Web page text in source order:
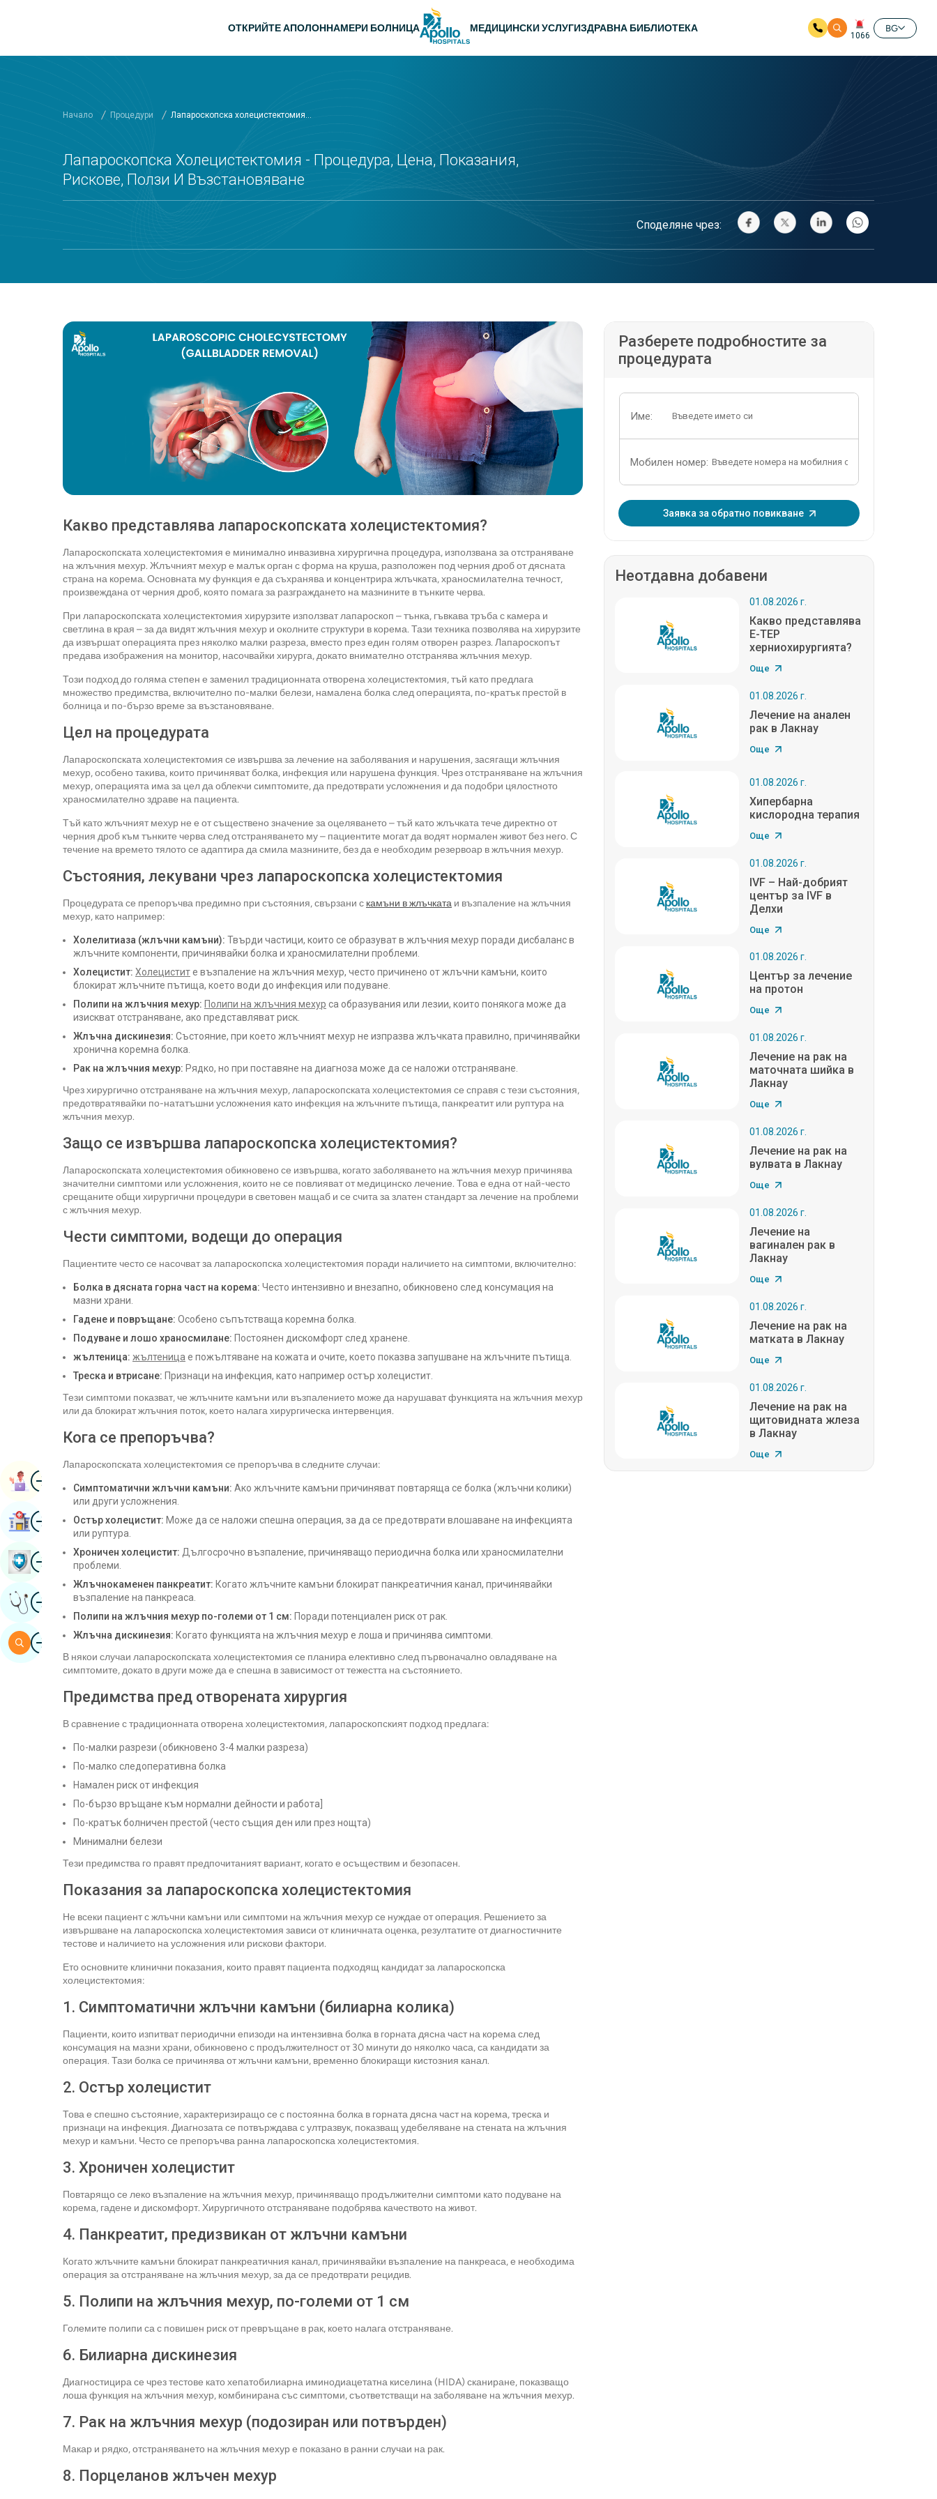
Основна навигация
ОТКРИЙТЕ АПОЛОННАМЕРИ БОЛНИЦА МЕДИЦИНСКИ УСЛУГИЗДРАВНА БИБЛИОТЕКА
1066
BG
Начало Процедури Лапароскопска холецистектомия...
Лапароскопска Холецистектомия - Процедура, Цена, Показания,
Рискове, Ползи И Възстановяване
Споделяне чрез:
Какво представлява лапароскопската холецистектомия?
Лапароскопската холецистектомия е минимално инвазивна хирургична процедура, използвана за отстраняване
на жлъчния мехур. Жлъчният мехур е малък орган с форма на круша, разположен под черния дроб от дясната
страна на корема. Основната му функция е да съхранява и концентрира жлъчката, храносмилателна течност,
произвеждана от черния дроб, която помага за разграждането на мазнините в тънките черва.
При лапароскопската холецистектомия хирурзите използват лапароскоп – тънка, гъвкава тръба с камера и
светлина в края – за да видят жлъчния мехур и околните структури в корема. Тази техника позволява на хирурзите
да извършат операцията през няколко малки разреза, вместо през един голям отворен разрез. Лапароскопът
предава изображения на монитор, насочвайки хирурга, докато внимателно отстранява жлъчния мехур.
Този подход до голяма степен е заменил традиционната отворена холецистектомия, тъй като предлага
множество предимства, включително по-малки белези, намалена болка след операцията, по-кратък престой в
болница и по-бързо време за възстановяване.
Цел на процедурата
Лапароскопската холецистектомия се извършва за лечение на заболявания и нарушения, засягащи жлъчния
мехур, особено такива, които причиняват болка, инфекция или нарушена функция. Чрез отстраняване на жлъчния
мехур, операцията има за цел да облекчи симптомите, да предотврати усложнения и да подобри цялостното
храносмилателно здраве на пациента.
Тъй като жлъчният мехур не е от съществено значение за оцеляването – тъй като жлъчката тече директно от
черния дроб към тънките черва след отстраняването му – пациентите могат да водят нормален живот без него. С
течение на времето тялото се адаптира да смила мазнините, без да е необходим резервоар в жлъчния мехур.
Състояния, лекувани чрез лапароскопска холецистектомия
Процедурата се препоръчва предимно при състояния, свързани с камъни в жлъчката и възпаление на жлъчния
мехур, като например:
Холелитиаза (жлъчни камъни): Твърди частици, които се образуват в жлъчния мехур поради дисбаланс в
жлъчните компоненти, причинявайки болка и храносмилателни проблеми.
Холецистит: Холецистите възпаление на жлъчния мехур, често причинено от жлъчни камъни, които
блокират жлъчните пътища, което води до инфекция или подуване.
Полипи на жлъчния мехур: Полипи на жлъчния мехур са образувания или лезии, които понякога може да
изискват отстраняване, ако представляват риск.
Жлъчна дискинезия: Състояние, при което жлъчният мехур не изпразва жлъчката правилно, причинявайки
хронична коремна болка.
Рак на жлъчния мехур: Рядко, но при поставяне на диагноза може да се наложи отстраняване.
Чрез хирургично отстраняване на жлъчния мехур, лапароскопската холецистектомия се справя с тези състояния,
предотвратявайки по-нататъшни усложнения като инфекция на жлъчните пътища, панкреатит или руптура на
жлъчния мехур.
Защо се извършва лапароскопска холецистектомия?
Лапароскопската холецистектомия обикновено се извършва, когато заболяването на жлъчния мехур причинява
значителни симптоми или усложнения, които не се повлияват от медицинско лечение. Това е една от най-често
срещаните общи хирургични процедури в световен мащаб и се счита за златен стандарт за лечение на проблеми
с жлъчния мехур.
Чести симптоми, водещи до операция
Пациентите често се насочват за лапароскопска холецистектомия поради наличието на симптоми, включително:
Болка в дясната горна част на корема: Често интензивно и внезапно, обикновено след консумация на
мазни храни.
Гадене и повръщане: Особено съпътстваща коремна болка.
Подуване и лошо храносмилане: Постоянен дискомфорт след хранене.
жълтеница: жълтеница е пожълтяване на кожата и очите, което показва запушване на жлъчните пътища.
Треска и втрисане: Признаци на инфекция, като например остър холецистит.
Тези симптоми показват, че жлъчните камъни или възпалението може да нарушават функцията на жлъчния мехур
или да блокират жлъчния поток, което налага хирургическа интервенция.
Кога се препоръчва?
Лапароскопската холецистектомия се препоръчва в следните случаи:
Симптоматични жлъчни камъни: Ако жлъчните камъни причиняват повтаряща се болка (жлъчни колики)
или други усложнения.
Остър холецистит: Може да се наложи спешна операция, за да се предотврати влошаване на инфекцията
или руптура.
Хроничен холецистит: Дългосрочно възпаление, причиняващо периодична болка или храносмилателни
проблеми.
Жлъчнокаменен панкреатит: Когато жлъчните камъни блокират панкреатичния канал, причинявайки
възпаление на панкреаса.
Полипи на жлъчния мехур по-големи от 1 см: Поради потенциален риск от рак.
Жлъчна дискинезия: Когато функцията на жлъчния мехур е лоша и причинява симптоми.
В някои случаи лапароскопската холецистектомия се планира елективно след първоначално овладяване на
симптомите, докато в други може да е спешна в зависимост от тежестта на състоянието.
Предимства пред отворената хирургия
В сравнение с традиционната отворена холецистектомия, лапароскопският подход предлага:
По-малки разрези (обикновено 3-4 малки разреза)
По-малко следоперативна болка
Намален риск от инфекция
По-бързо връщане към нормални дейности и работа]
По-кратък болничен престой (често същия ден или през нощта)
Минимални белези
Тези предимства го правят предпочитаният вариант, когато е осъществим и безопасен.
Показания за лапароскопска холецистектомия
Не всеки пациент с жлъчни камъни или симптоми на жлъчния мехур се нуждае от операция. Решението за
извършване на лапароскопска холецистектомия зависи от клиничната оценка, резултатите от диагностичните
тестове и наличието на усложнения или рискови фактори.
Ето основните клинични показания, които правят пациента подходящ кандидат за лапароскопска
холецистектомия:
1. Симптоматични жлъчни камъни (билиарна колика)
Пациенти, които изпитват периодични епизоди на интензивна болка в горната дясна част на корема след
консумация на мазни храни, обикновено с продължителност от 30 минути до няколко часа, са кандидати за
операция. Тази болка се причинява от жлъчни камъни, временно блокиращи кистозния канал.
2. Остър холецистит
Това е спешно състояние, характеризиращо се с постоянна болка в горната дясна част на корема, треска и
признаци на инфекция. Диагнозата се потвърждава с ултразвук, показващ удебеляване на стената на жлъчния
мехур и камъни. Често се препоръчва ранна лапароскопска холецистектомия.
3. Хроничен холецистит
Повтарящо се леко възпаление на жлъчния мехур, причиняващо продължителни симптоми като подуване на
корема, гадене и дискомфорт. Хирургичното отстраняване подобрява качеството на живот.
4. Панкреатит, предизвикан от жлъчни камъни
Когато жлъчните камъни блокират панкреатичния канал, причинявайки възпаление на панкреаса, е необходима
операция за отстраняване на жлъчния мехур, за да се предотврати рецидив.
5. Полипи на жлъчния мехур, по-големи от 1 см
Големите полипи са с повишен риск от превръщане в рак, което налага отстраняване.
6. Билиарна дискинезия
Диагностицира се чрез тестове като хепатобилиарна иминодиацетатна киселина (HIDA) сканиране, показващо
лоша функция на жлъчния мехур, комбинирана със симптоми, съответстващи на заболяване на жлъчния мехур.
7. Рак на жлъчния мехур (подозиран или потвърден)
Макар и рядко, отстраняването на жлъчния мехур е показано в ранни случаи на рак.
8. Порцеланов жлъчен мехур
Разберете подробностите за
процедурата
Име:
Мобилен номер:
Въведете еднократна парола:
Заявка за обратно повикване
Неотдавна добавени
01.08.2026 г.
Какво представлява
E-TEP
херниохирургията?
Още
01.08.2026 г.
Лечение на анален
рак в Лакнау
Още
01.08.2026 г.
Хипербарна
кислородна терапия
Още
01.08.2026 г.
IVF – Най-добрият
център за IVF в
Делхи
Още
01.08.2026 г.
Център за лечение
на протон
Още
01.08.2026 г.
Лечение на рак на
маточната шийка в
Лакнау
Още
01.08.2026 г.
Лечение на рак на
вулвата в Лакнау
Още
01.08.2026 г.
Лечение на
вагинален рак в
Лакнау
Още
01.08.2026 г.
Лечение на рак на
матката в Лакнау
Още
01.08.2026 г.
Лечение на рак на
щитовидната жлеза
в Лакнау
Още
Изображение
Книга Назначаване
Изображение
Намери Болница
Изображение
Резервирайте Здравен Преглед
Изображение
Получете Експертно Мнение
Изображение
Търсене